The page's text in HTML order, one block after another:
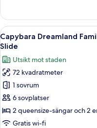
Swimming
Pool
Family
Homestay
Near
Legoland
to
Swimming
Pool
Öppna
alla
foton
för
Capybara
Dreamland
Family
Homestay
Near
16
Capybara Dreamland
Slide
Utsikt mot staden
72 kvadratmeter
1 sovrum
6 sovplatser
2 queensize-sängar och 2
Gratis wi-fi